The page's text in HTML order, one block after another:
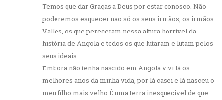
Temos que dar Graças a Deus por estar conosco. Não
poderemos esquecer nao só os seus irmãos, os irmãos
Valles, os que pereceram nessa altura horrível da
história de Angola e todos os que lutaram e lutam pelos
seus ideais.
Embora não tenha nascido em Angola vivi lá os
melhores anos da minha vida, por lá casei e lá nasceu o
meu filho mais velho.É uma terra inesquecivel de que